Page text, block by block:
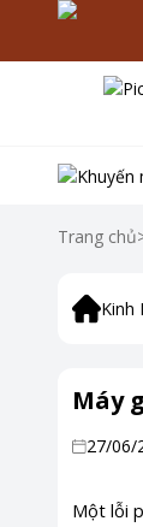
Trang chủ
Kinh
Máy
27/06/
Một lỗi